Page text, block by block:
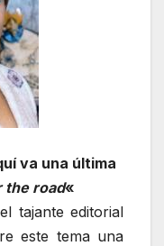
va una última
the road«
tajante editorial
este tema una